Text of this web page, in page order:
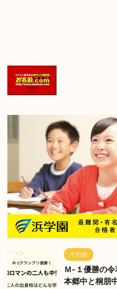
その他
Ｍ-１優勝の令
本郷中と桐朋